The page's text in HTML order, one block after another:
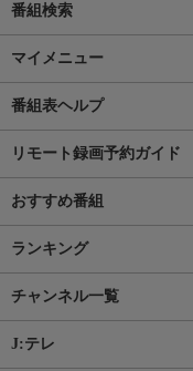
番組検索
マイメニュー
番組表ヘルプ
リモート録画予約ガイド
おすすめ番組
ランキング
チャンネル一覧
J:テレ